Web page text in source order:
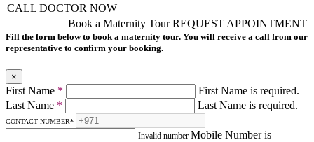
CALL DOCTOR NOW
REQUEST APPOINTMENT
Book a Maternity Tour
Fill the form below to book a maternity tour. You will receive a call from our
representative to confirm your booking.
×
First Name *
First Name is required.
Last Name * Last Name is required.
CONTACT NUMBER*
Invalid number Mobile Number is